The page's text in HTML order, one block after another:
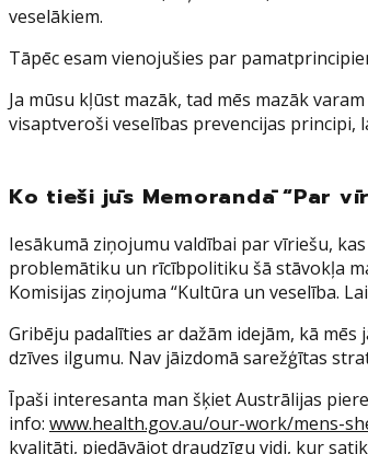
veselākiem.
Tāpēc esam vienojušies par
Ja mūsu kļūst mazāk, tad mēs mazāk
visaptveroši veselības prevencijas principi,
Ko tieši jūs Memorandā “Par
Iesākumā ziņojumu valdībai par vīriešu,
problemātiku un rīcībpolitiku šā stāvokļa
Komisijas ziņojuma “Kultūra un veselība.
Gribēju padalīties ar dažām idejām, kā
dzīves ilgumu. Nav jāizdomā sarežģītas
Īpaši interesanta man šķiet Austrālijas
info: www.health.gov.au/our-work/mens-
kvalitāti, piedāvājot draudzīgu vidi, kur